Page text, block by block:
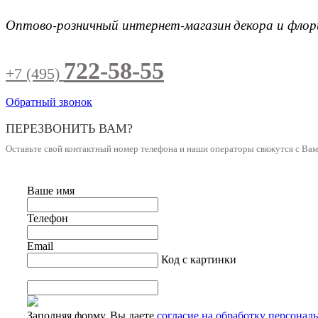
Оптово-розничный интернет-магазиндекора и
+7 (495) 722-58-55
Обратный звонок
ПЕРЕЗВОНИТЬ ВАМ?
Оставьте свой контактный номер телефона и наши операторы свяжутся с
Ваше имя
Телефон
Email
Код с картинки
Заполняя форму, Вы даете согласие на обработку